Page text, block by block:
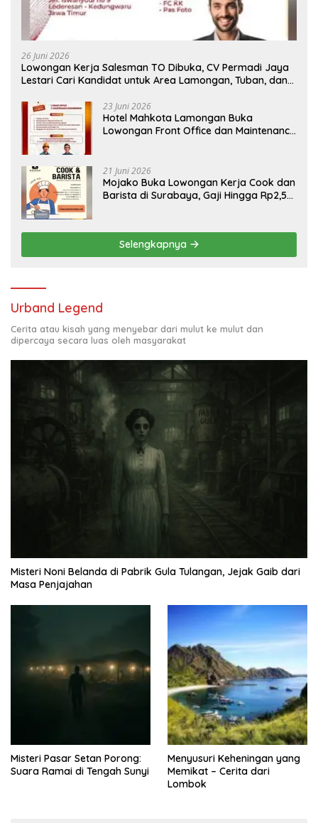
26 Juni 2026
Lowongan Kerja Salesman TO Dibuka, CV Permadi Jaya
Lestari Cari Kandidat untuk Area Lamongan, Tuban, dan
23 Juni 2026
Hotel Mahkota Lamongan Buka
Lowongan Front Office dan Maintenance
21 Juni 2026
Mojako Buka Lowongan Kerja Cook dan
Barista di Surabaya, Gaji Hingga Rp2,5
Selengkapnya
Urband Legend
Cerita atau kisah yang menyebar dari mulut ke mulut dan
dipercaya secara luas oleh masyarakat
Misteri Noni Belanda di Pabrik Gula Tulangan, Jejak Gaib dari
Masa Penjajahan
Misteri Pasar Setan Porong:
Suara Ramai di Tengah Sunyi
Menyusuri Keheningan yang
Memikat – Cerita dari
Lombok